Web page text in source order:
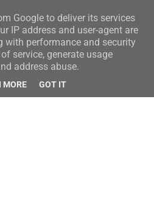
Google to deliver its services
IP address and user-agent are
with performance and security
service, generate usage
address abuse.
MORE GOT IT